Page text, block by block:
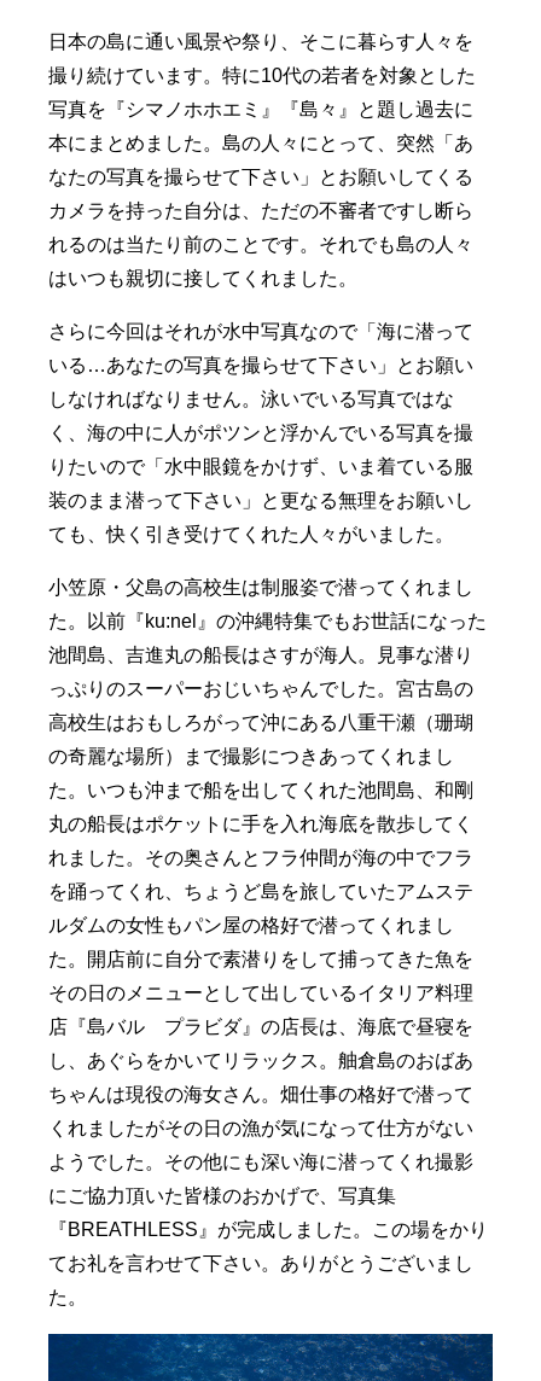
日本の島に通い風景や祭り、そこに暮らす人々を
撮り続けています。特に10代の若者を対象とした
写真を『シマノホホエミ』『島々』と題し過去に
本にまとめました。島の人々にとって、突然「あ
なたの写真を撮らせて下さい」とお願いしてくる
カメラを持った自分は、ただの不審者ですし断ら
れるのは当たり前のことです。それでも島の人々
はいつも親切に接してくれました。
さらに今回はそれが水中写真なので「海に潜って
いる…あなたの写真を撮らせて下さい」とお願い
しなければなりません。泳いでいる写真ではな
く、海の中に人がポツンと浮かんでいる写真を撮
りたいので「水中眼鏡をかけず、いま着ている服
装のまま潜って下さい」と更なる無理をお願いし
ても、快く引き受けてくれた人々がいました。
小笠原・父島の高校生は制服姿で潜ってくれまし
た。以前『ku:nel』の沖縄特集でもお世話になった
池間島、吉進丸の船長はさすが海人。見事な潜り
っぷりのスーパーおじいちゃんでした。宮古島の
高校生はおもしろがって沖にある八重干瀬（珊瑚
の奇麗な場所）まで撮影につきあってくれまし
た。いつも沖まで船を出してくれた池間島、和剛
丸の船長はポケットに手を入れ海底を散歩してく
れました。その奥さんとフラ仲間が海の中でフラ
を踊ってくれ、ちょうど島を旅していたアムステ
ルダムの女性もパン屋の格好で潜ってくれまし
た。開店前に自分で素潜りをして捕ってきた魚を
その日のメニューとして出しているイタリア料理
店『島バル プラビダ』の店長は、海底で昼寝を
し、あぐらをかいてリラックス。舳倉島のおばあ
ちゃんは現役の海女さん。畑仕事の格好で潜って
くれましたがその日の漁が気になって仕方がない
ようでした。その他にも深い海に潜ってくれ撮影
にご協力頂いた皆様のおかげで、写真集
『BREATHLESS』が完成しました。この場をかり
てお礼を言わせて下さい。ありがとうございまし
た。